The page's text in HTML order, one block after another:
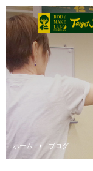
ホーム ブログ